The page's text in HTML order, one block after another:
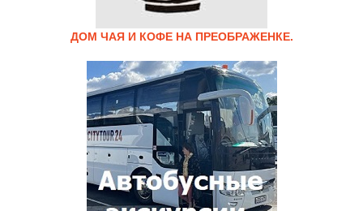
ДОМ ЧАЯ И КОФЕ НА ПРЕОБРАЖЕНКЕ.